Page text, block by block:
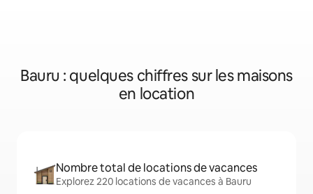
Bauru : quelques chiffres sur les maisons
en location
Nombre total de locations de vacances
Explorez 220 locations de vacances à Bauru